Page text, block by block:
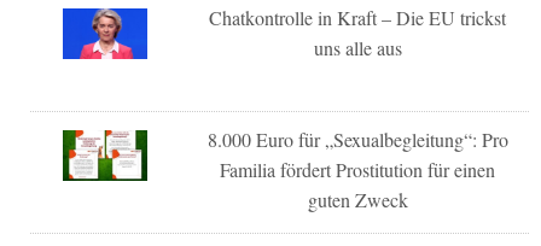
Chatkontrolle in Kraft – Die EU trickst
uns alle aus
8.000 Euro für „Sexualbegleitung“: Pro
Familia fördert Prostitution für einen
guten Zweck